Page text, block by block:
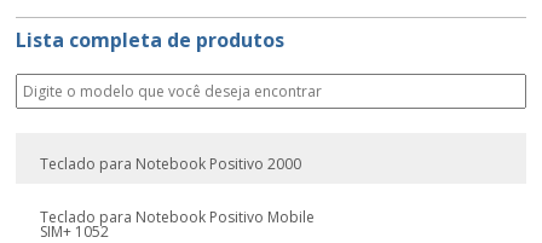
Lista completa de produtos
Teclado para Notebook Positivo 2000
Teclado para Notebook Positivo Mobile
SIM+ 1052